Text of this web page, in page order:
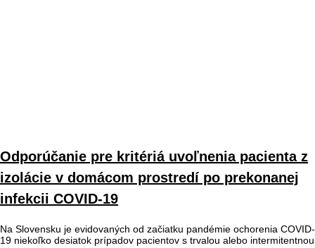
Odporúčanie pre kritériá uvoľnenia pacienta z
izolácie v domácom prostredí po prekonanej
infekcii COVID-19
Na Slovensku je evidovaných od začiatku pandémie ochorenia COVID-
19 niekoľko desiatok prípadov pacientov s trvalou alebo intermitentnou